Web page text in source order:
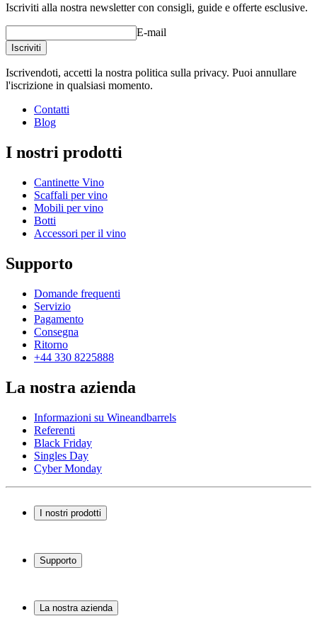
Iscriviti alla nostra newsletter con consigli, guide e offerte esclusive.
E-mail
Iscriviti
Iscrivendoti, accetti la nostra politica sulla privacy. Puoi annullare
l'iscrizione in qualsiasi momento.
Contatti
Blog
I nostri prodotti
Cantinette Vino
Scaffali per vino
Mobili per vino
Botti
Accessori per il vino
Supporto
Domande frequenti
Servizio
Pagamento
Consegna
Ritorno
+44 330 8225888
La nostra azienda
Informazioni su Wineandbarrels
Referenti
Black Friday
Singles Day
Cyber Monday
I nostri prodotti
Scaffali per vino
Mobili per vino
Supporto
Servizio
Pagamento
La nostra azienda